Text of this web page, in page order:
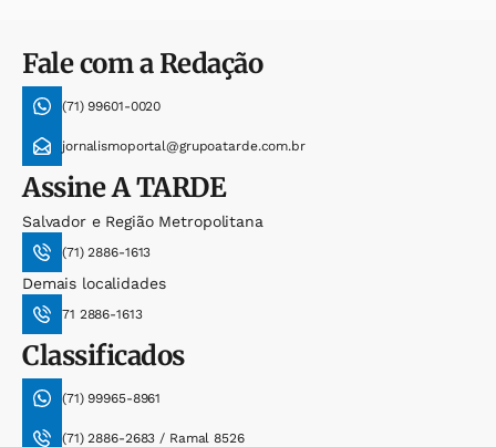
Fale com a Redação
(71) 99601-0020
jornalismoportal@grupoatarde.com.br
AssineA TARDE
Salvador e Região Metropolitana
(71) 2886-1613
Demais localidades
71 2886-1613
Classificados
(71) 99965-8961
(71) 2886-2683 / Ramal 8526